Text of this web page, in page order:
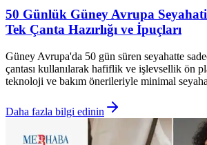
50 Günlük Güney Avrupa
Tek Çanta Hazırlığı ve İpuçları
Güney Avrupa'da 50 gün süren seyahatte
çantası kullanılarak hafiflik ve işlevsellik ön
teknoloji ve bakım önerileriyle minimal
Daha fazla bilgi edinin